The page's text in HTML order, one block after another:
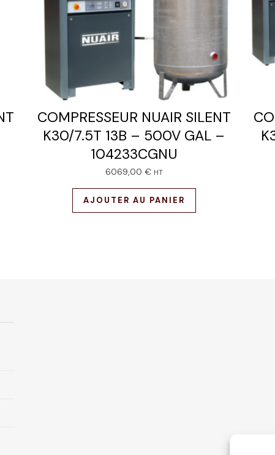
COMPRESSEUR NUAIR SILENT
K30/7.5T 13B – 500V GAL –
104233CGNU
6069,00 € HT
AJOUTER AU PANIER